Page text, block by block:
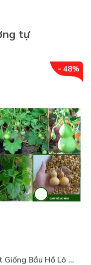
tự
- 48%
Hạt Giống Bầu Hồ Lô Tí Hon (5 hạt) Năng Suất Cao